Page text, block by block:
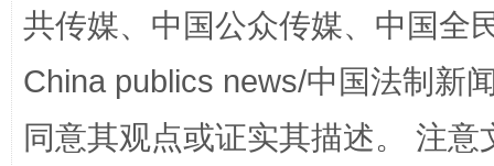
阿坝州三大球赛在茂县开幕 规模
共传媒、中国公众传媒、中国全
China publics news/中国法制新
同意其观点或证实其描述。 注